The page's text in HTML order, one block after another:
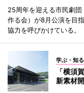
25周年を迎える市民劇
作る会）が8月公演を目
協力を呼びかけている。
学ぶ・知る
「横須
新素材